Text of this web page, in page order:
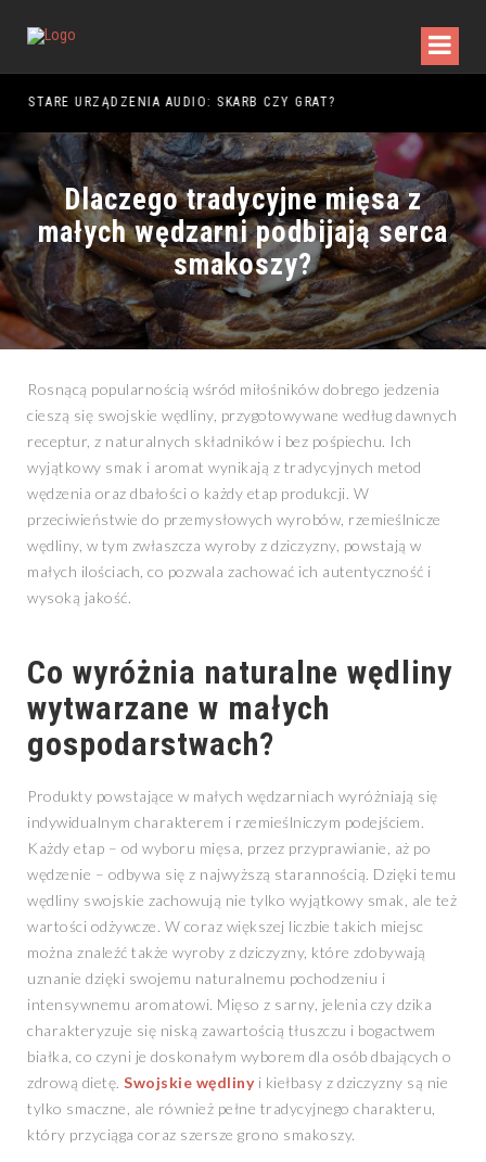
STARE URZĄDZENIA AUDIO: SKARB CZY GRAT?
Dlaczego tradycyjne mięsa z
małych wędzarni podbijają serca
smakoszy?
Rosnącą popularnością wśród miłośników dobrego jedzenia
cieszą się swojskie wędliny, przygotowywane według dawnych
receptur, z naturalnych składników i bez pośpiechu. Ich
wyjątkowy smak i aromat wynikają z tradycyjnych metod
wędzenia oraz dbałości o każdy etap produkcji. W
przeciwieństwie do przemysłowych wyrobów, rzemieślnicze
wędliny, w tym zwłaszcza wyroby z dziczyzny, powstają w
małych ilościach, co pozwala zachować ich autentyczność i
wysoką jakość.
Co wyróżnia naturalne wędliny
wytwarzane w małych
gospodarstwach?
Produkty powstające w małych wędzarniach wyróżniają się
indywidualnym charakterem i rzemieślniczym podejściem.
Każdy etap – od wyboru mięsa, przez przyprawianie, aż po
wędzenie – odbywa się z najwyższą starannością. Dzięki temu
wędliny swojskie zachowują nie tylko wyjątkowy smak, ale też
wartości odżywcze. W coraz większej liczbie takich miejsc
można znaleźć także wyroby z dziczyzny, które zdobywają
uznanie dzięki swojemu naturalnemu pochodzeniu i
intensywnemu aromatowi. Mięso z sarny, jelenia czy dzika
charakteryzuje się niską zawartością tłuszczu i bogactwem
białka, co czyni je doskonałym wyborem dla osób dbających o
zdrową dietę. Swojskie wędliny i kiełbasy z dziczyzny są nie
tylko smaczne, ale również pełne tradycyjnego charakteru,
który przyciąga coraz szersze grono smakoszy.